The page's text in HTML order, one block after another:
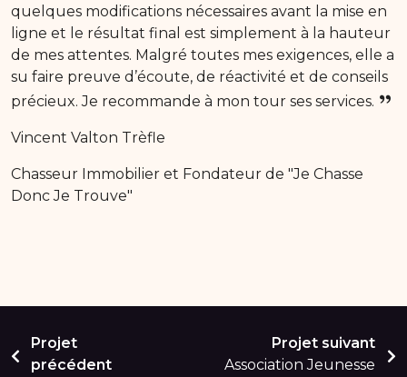
quelques modifications nécessaires avant la mise en
ligne et le résultat final est simplement à la hauteur
de mes attentes. Malgré toutes mes exigences, elle a
su faire preuve d’écoute, de réactivité et de conseils
précieux. Je recommande à mon tour ses services.
Vincent Valton Trèfle
Chasseur Immobilier et Fondateur de "Je Chasse
Donc Je Trouve"
Projet
précédent
Projet suivant
Association Jeunesse